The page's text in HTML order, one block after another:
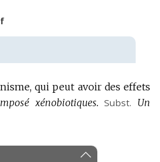
qui peut avoir des effets
xénobiotiques. Subst. Un